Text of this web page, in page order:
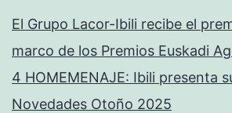
El Grupo Lacor-Ibili recibe el
marco de los Premios Euskadi
4 HOMEMENAJE: Ibili presenta
Novedades Otoño 2025